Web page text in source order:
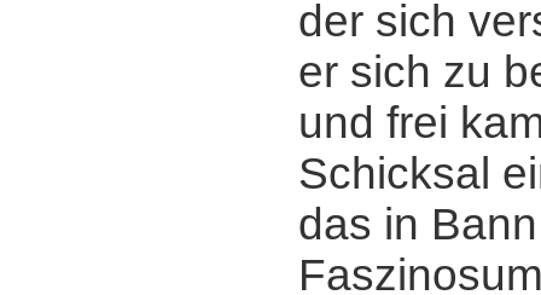
der sich
er sich zu
und frei
Schicksal
das in